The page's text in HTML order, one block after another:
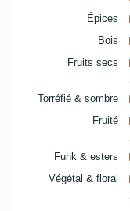
Épices
Bois
Fruits secs
Torréfié & sombre
Fruité
Funk & esters
Végétal & floral